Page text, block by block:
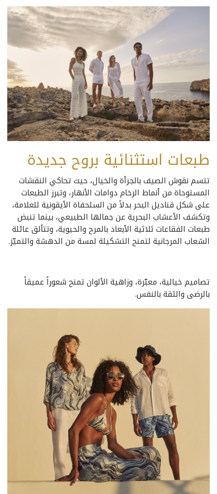
طبعات استثنائية بروح جديدة
تتسم نقوش الصيف بالجرأة والخيال، حيث تحاكي النقشات
المستوحاة من أنماط الرخام دوامات الأنهار، وتبرز الطبعات
على شكل قناديل البحر بدلاً من السلحفاة الأيقونية للعلامة،
وتكشف الأعشاب البحرية عن جمالها الطبيعي، بينما تنبض
طبعات الفقاعات ثلاثية الأبعاد بالمرح والحيوية، وتتألق عائلة
الشعاب المرجانية لتمنح التشكيلة لمسة من الدهشة والتميّز.
تصاميم خيالية، معبّرة، وزاهية الألوان تمنح شعوراً عميقاً
بالرضى والثقة بالنفس.